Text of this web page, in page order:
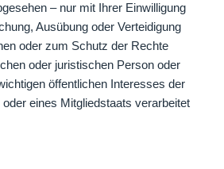
– nur mit Ihrer Einwilligung
Ausübung oder Verteidigung
oder zum Schutz der Rechte
oder juristischen Person oder
öffentlichen Interesses der
eines Mitgliedstaats verarbeitet